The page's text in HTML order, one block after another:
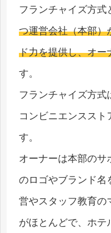
フランチャイズ方式
つ運営会社（本部）
ド力を提供し、オー
す。
フランチャイズ方式
コンビニエンススト
す。
オーナーは本部のサ
のロゴやブランド名
営やスタッフ教育の
がほとんどで、ホテ